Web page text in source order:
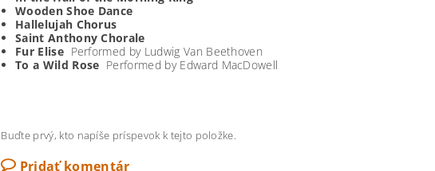
Wooden Shoe Dance
Hallelujah Chorus
Saint Anthony Chorale
Fur Elise Performed by Ludwig Van Beethoven
To a Wild Rose Performed by Edward MacDowell
Buďte prvý, kto napíše príspevok k tejto položke.
Pridať komentár